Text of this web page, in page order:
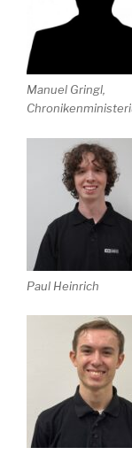
Manuel Gringl,
Paul Heinrich